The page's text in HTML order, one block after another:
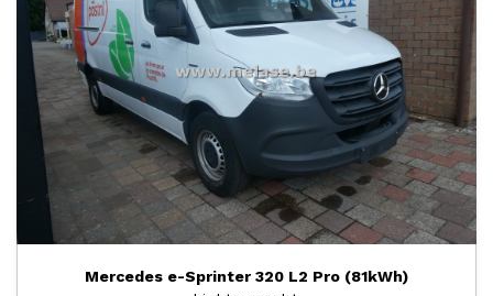
Mercedes e-Sprinter 320 L2 Pro (81kWh)